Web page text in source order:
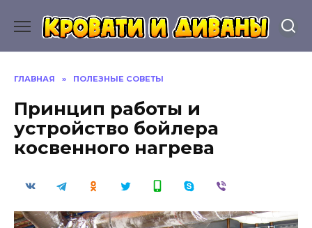
содержанию
ГЛАВНАЯ » ПОЛЕЗНЫЕ СОВЕТЫ
Принцип работы и
устройство бойлера
косвенного нагрева